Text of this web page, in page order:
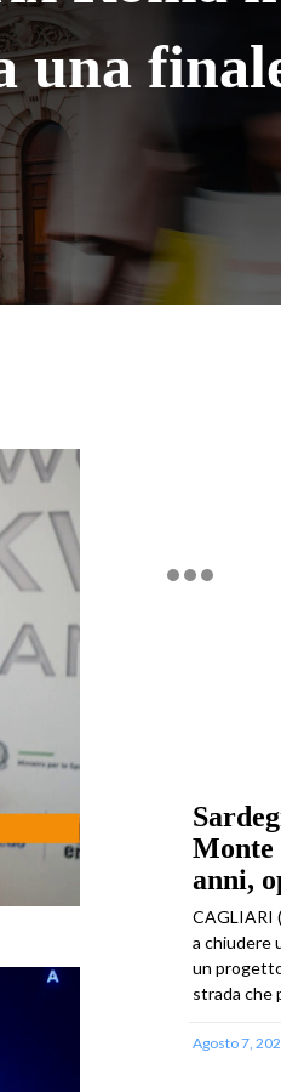
una
Monte
anni,
CAGLIARI
a chiudere
un
strada che
Agosto 7,